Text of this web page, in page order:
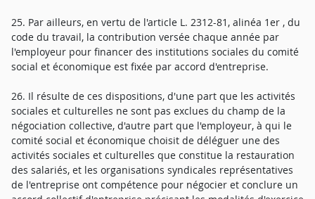
25. Par ailleurs, en vertu de l'article L. 2312-81, alinéa 1er , du
code du travail, la contribution versée chaque année par
l'employeur pour financer des institutions sociales du comité
social et économique est fixée par accord d'entreprise.
26. Il résulte de ces dispositions, d'une part que les activités
sociales et culturelles ne sont pas exclues du champ de la
négociation collective, d'autre part que l'employeur, à qui le
comité social et économique choisit de déléguer une des
activités sociales et culturelles que constitue la restauration
des salariés, et les organisations syndicales représentatives
de l'entreprise ont compétence pour négocier et conclure un